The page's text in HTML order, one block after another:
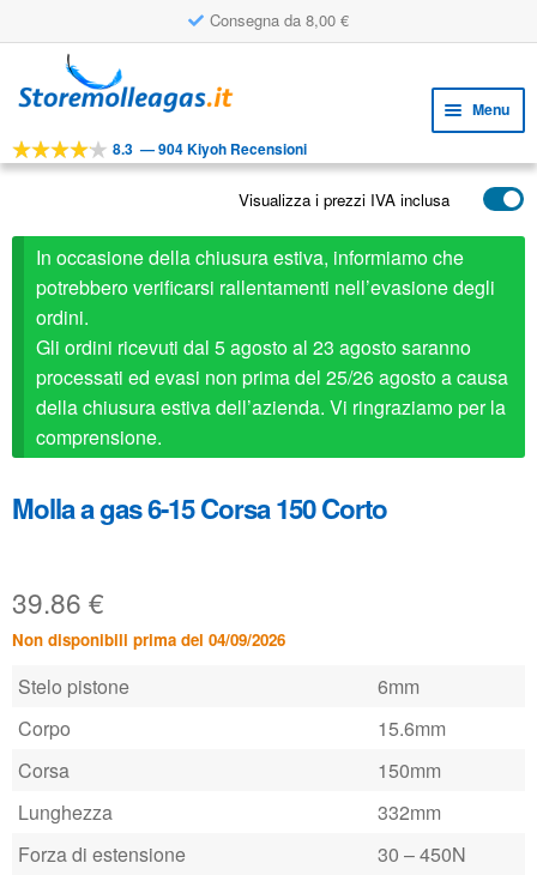
Consegna da 8,00 €
alla
al
Menu
STRUMENTI
il
menu
child
child
APPLICAZIONI
SERVIZIO CLIENTI
child
FAQ
8.3 —904 Kiyoh Recensioni
Visualizza i prezzi IVA inclusa
In occasione della chiusura estiva, informiamo che
potrebbero verificarsi rallentamenti nell’evasione degli
ordini.
Gli ordini ricevuti dal 5 agosto al 23 agosto saranno
processati ed evasi non prima del 25/26 agosto a causa
della chiusura estiva dell’azienda. Vi ringraziamo per la
comprensione.
Molla a gas 6-15 Corsa 150 Corto
39.86 €
Non disponibili prima del 04/09/2026
Stelo pistone
6mm
Corpo
15.6mm
Corsa
150mm
Lunghezza
332mm
Forza di estensione
30 – 450N